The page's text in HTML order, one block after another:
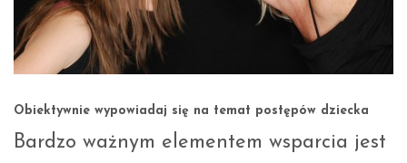
Obiektywnie wypowiadaj się na temat postępów dziecka
Bardzo ważnym elementem wsparcia jest